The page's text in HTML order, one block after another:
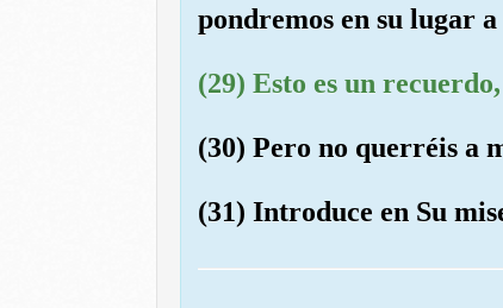
pondremos en su lugar
(29) Esto es un
(30) Pero no querréis a
(31) Introduce en Su